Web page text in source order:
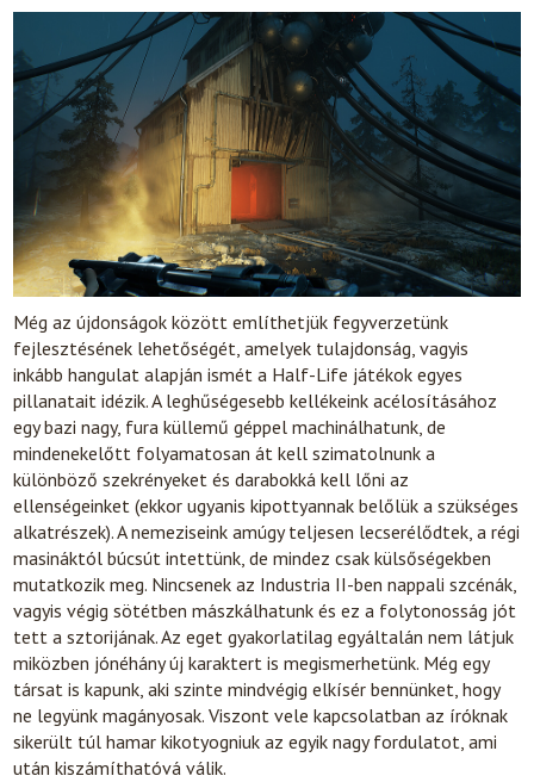
Még az újdonságok között említhetjük fegyverzetünk
fejlesztésének lehetőségét, amelyek tulajdonság, vagyis
inkább hangulat alapján ismét a Half-Life játékok egyes
pillanatait idézik. A leghűségesebb kellékeink acélosításához
egy bazi nagy, fura küllemű géppel machinálhatunk, de
mindenekelőtt folyamatosan át kell szimatolnunk a
különböző szekrényeket és darabokká kell lőni az
ellenségeinket (ekkor ugyanis kipottyannak belőlük a szükséges
alkatrészek). A nemeziseink amúgy teljesen lecserélődtek, a régi
masináktól búcsút intettünk, de mindez csak külsőségekben
mutatkozik meg. Nincsenek az Industria II-ben nappali szcénák,
vagyis végig sötétben mászkálhatunk és ez a folytonosság jót
tett a sztorijának. Az eget gyakorlatilag egyáltalán nem látjuk
miközben jónéhány új karaktert is megismerhetünk. Még egy
társat is kapunk, aki szinte mindvégig elkísér bennünket, hogy
ne legyünk magányosak. Viszont vele kapcsolatban az íróknak
sikerült túl hamar kikotyogniuk az egyik nagy fordulatot, ami
után kiszámíthatóvá válik.